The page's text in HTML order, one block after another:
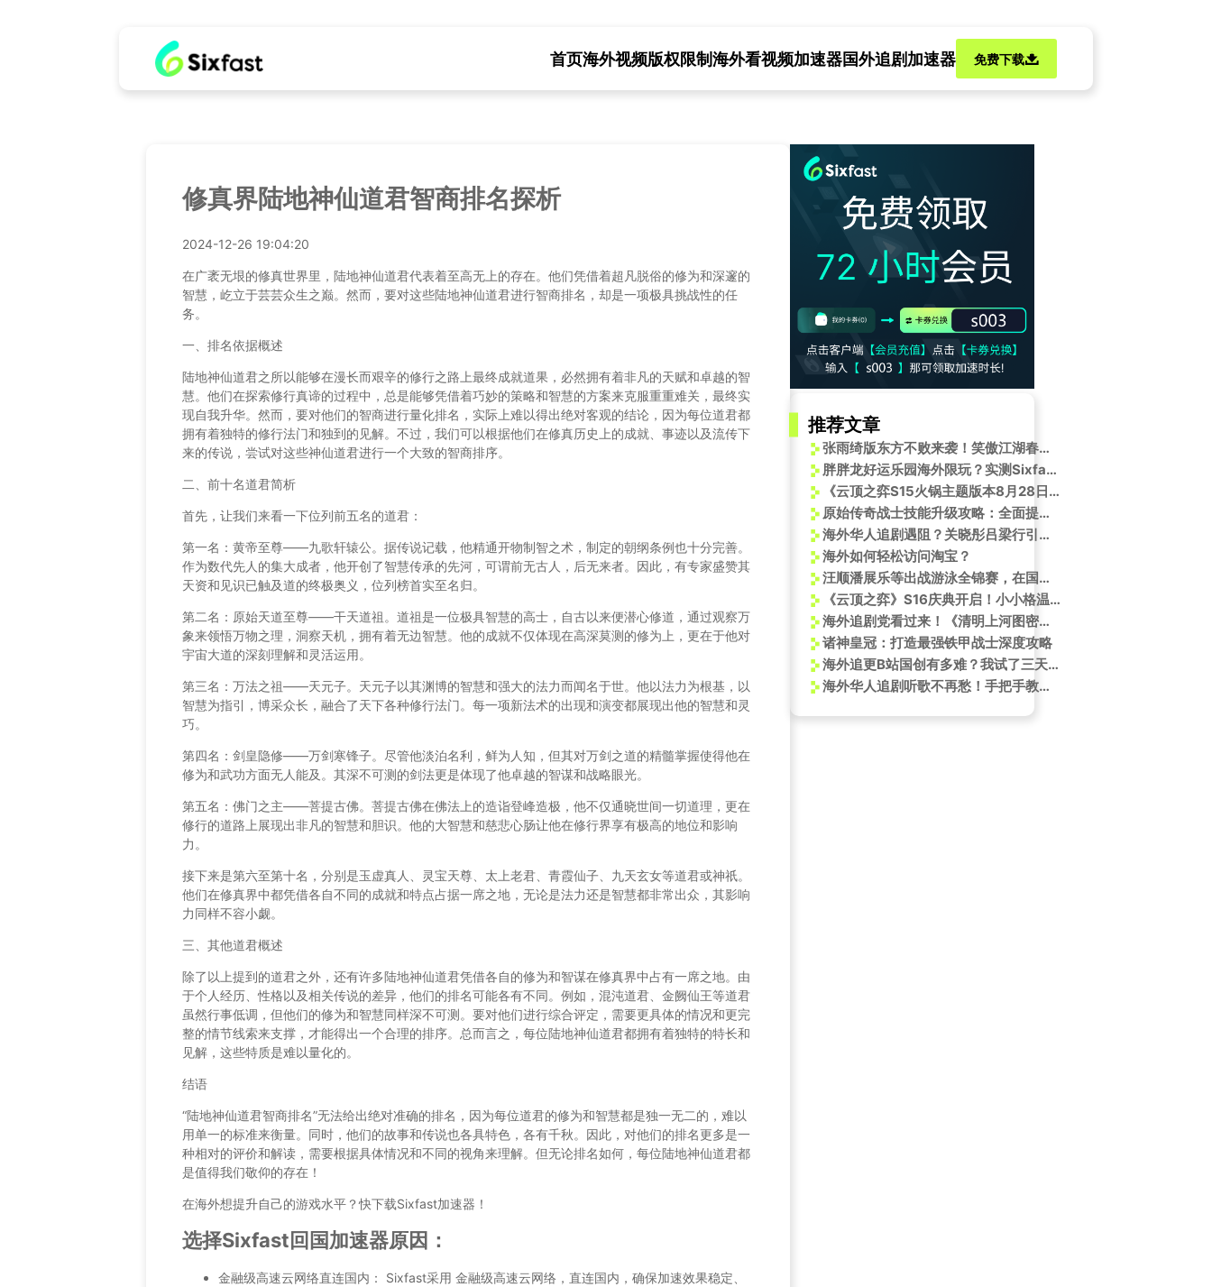
首页海外视频版权限制海外看视频加速器国外追剧加速器 免费下载
修真界陆地神仙道君智商排名探析
2024-12-26 19:04:20
在广袤无垠的修真世界里，陆地神仙道君代表着至高无上的存在。他们凭借着超凡脱俗的修为和深邃的
智慧，屹立于芸芸众生之巅。然而，要对这些陆地神仙道君进行智商排名，却是一项极具挑战性的任
务。
一、排名依据概述
陆地神仙道君之所以能够在漫长而艰辛的修行之路上最终成就道果，必然拥有着非凡的天赋和卓越的智
慧。他们在探索修行真谛的过程中，总是能够凭借着巧妙的策略和智慧的方案来克服重重难关，最终实
现自我升华。然而，要对他们的智商进行量化排名，实际上难以得出绝对客观的结论，因为每位道君都
拥有着独特的修行法门和独到的见解。不过，我们可以根据他们在修真历史上的成就、事迹以及流传下
来的传说，尝试对这些神仙道君进行一个大致的智商排序。
二、前十名道君简析
首先，让我们来看一下位列前五名的道君：
第一名：黄帝至尊——九歌轩辕公。据传说记载，他精通开物制智之术，制定的朝纲条例也十分完善。
作为数代先人的集大成者，他开创了智慧传承的先河，可谓前无古人，后无来者。因此，有专家盛赞其
天资和见识已触及道的终极奥义，位列榜首实至名归。
第二名：原始天道至尊——干天道祖。道祖是一位极具智慧的高士，自古以来便潜心修道，通过观察万
象来领悟万物之理，洞察天机，拥有着无边智慧。他的成就不仅体现在高深莫测的修为上，更在于他对
宇宙大道的深刻理解和灵活运用。
第三名：万法之祖——天元子。天元子以其渊博的智慧和强大的法力而闻名于世。他以法力为根基，以
智慧为指引，博采众长，融合了天下各种修行法门。每一项新法术的出现和演变都展现出他的智慧和灵
巧。
第四名：剑皇隐修——万剑寒锋子。尽管他淡泊名利，鲜为人知，但其对万剑之道的精髓掌握使得他在
修为和武功方面无人能及。其深不可测的剑法更是体现了他卓越的智谋和战略眼光。
第五名：佛门之主——菩提古佛。菩提古佛在佛法上的造诣登峰造极，他不仅通晓世间一切道理，更在
修行的道路上展现出非凡的智慧和胆识。他的大智慧和慈悲心肠让他在修行界享有极高的地位和影响
力。
接下来是第六至第十名，分别是玉虚真人、灵宝天尊、太上老君、青霞仙子、九天玄女等道君或神祇。
他们在修真界中都凭借各自不同的成就和特点占据一席之地，无论是法力还是智慧都非常出众，其影响
力同样不容小觑。
三、其他道君概述
除了以上提到的道君之外，还有许多陆地神仙道君凭借各自的修为和智谋在修真界中占有一席之地。由
于个人经历、性格以及相关传说的差异，他们的排名可能各有不同。例如，混沌道君、金阙仙王等道君
虽然行事低调，但他们的修为和智慧同样深不可测。要对他们进行综合评定，需要更具体的情况和更完
整的情节线索来支撑，才能得出一个合理的排序。总而言之，每位陆地神仙道君都拥有着独特的特长和
见解，这些特质是难以量化的。
结语
“陆地神仙道君智商排名”无法给出绝对准确的排名，因为每位道君的修为和智慧都是独一无二的，难以
用单一的标准来衡量。同时，他们的故事和传说也各具特色，各有千秋。因此，对他们的排名更多是一
种相对的评价和解读，需要根据具体情况和不同的视角来理解。但无论排名如何，每位陆地神仙道君都
是值得我们敬仰的存在！
在海外想提升自己的游戏水平？快下载Sixfast加速器！
选择Sixfast回国加速器原因：
金融级高速云网络直连国内： Sixfast采用 金融级高速云网络，直连国内，确保加速效果稳定、
推荐文章
张雨绮版东方不败来袭！笑傲江湖春节档震撼上线
胖胖龙好运乐园海外限玩？实测Sixfast一键解锁云顶之弈联动活动！
《云顶之弈S15火锅主题版本8月28日上线！海外玩家如何用Sixfast低延迟畅玩？》
原始传奇战士技能升级攻略：全面提升战斗技巧
海外华人追剧遇阻？关晓彤吕梁行引热议，三招破解地区限制烦恼
海外如何轻松访问淘宝？
汪顺潘展乐等出战游泳全锦赛，在国外的华人看不了咪咕体育直播怎么办？
《云顶之弈》S16庆典开启！小小格温限时登场，三大福利抢先看
海外追剧党看过来！《清明上河图密码》限免+抽奖，这份福利攻略请收好
诸神皇冠：打造最强铁甲战士深度攻略
海外追更B站国创有多难？我试了三天终于找到流畅看直播不卡顿的方法
海外华人追剧听歌不再愁！手把手教你突破地区限制观看国内热门节目